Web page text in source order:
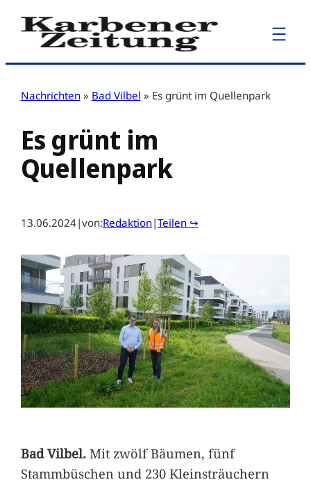
Zum
Inhalt
Nachrichten » Bad Vilbel » Es grünt im Quellenpark
Es grünt im
Quellenpark
13.06.2024|von:Redaktion|Teilen ↪
Bad Vilbel.Mit zwölf Bäumen, fünf
Stammbüschen und 230 Kleinsträuchern